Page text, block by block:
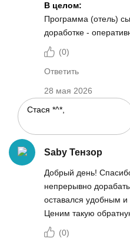
В целом:
Программа (отель)
доработке -
(0)
Ответить
28 мая 2026
Saby Тензор
Добрый день!
непрерывно
оставался удобным
Ценим такую
(0)